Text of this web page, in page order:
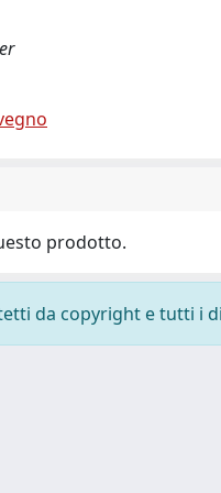
prodotto.
da copyright e tutti i